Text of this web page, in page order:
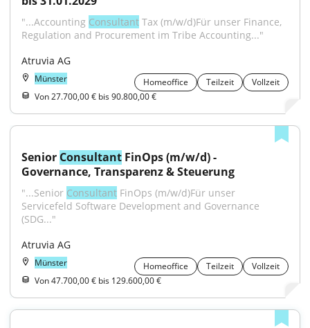
"...Accounting Consultant Tax (m/w/d)Für unser Finance,
Regulation and Procurement im Tribe Accounting..."
Atruvia AG
Münster Homeoffice Teilzeit
Vollzeit
Von 27.700,00 € bis 90.800,00 €
Senior Consultant FinOps (m/w/d) -
Governance, Transparenz & Steuerung
"...Senior Consultant FinOps (m/w/d)Für unser
Servicefeld Software Development and Governance
(SDG..."
Atruvia AG
Münster Homeoffice Teilzeit
Vollzeit
Von 47.700,00 € bis 129.600,00 €